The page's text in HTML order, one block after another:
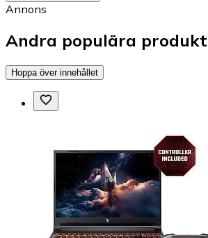
Annons
Andra populära
Hoppa över innehållet